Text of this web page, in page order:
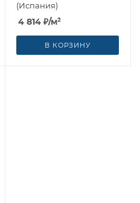
(Испания)
4 814 ₽/м²
В КОРЗИНУ